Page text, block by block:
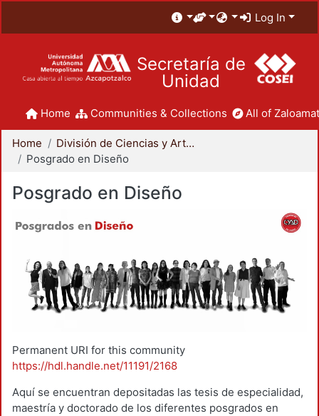
Log In
Secretaría de
Unidad
Home Communities & Collections All of
Home
División de Ciencias y Artes para el Diseño
Posgrado en Diseño
Posgrado en Diseño
Permanent URI for this community
https://hdl.handle.net/11191/2168
Aquí se encuentran depositadas las tesis de especialidad,
maestría y doctorado de los diferentes posgrados en